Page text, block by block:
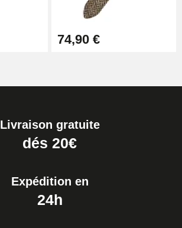
74,90 €
Livraison gratuite
dés 20€
Expédition en
24h